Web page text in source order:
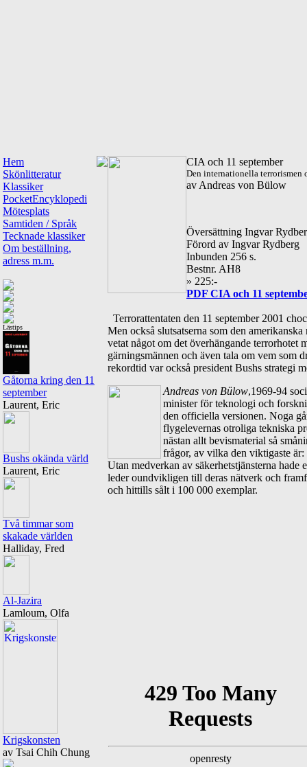
Hem
Skönlitteratur
Klassiker
PocketEncyklopedi
Mötesplats
Samtiden / Språk
Tecknade klassiker
Om beställning,
adress m.m.
Lästips
Gåtorna kring den 11
september
Laurent, Eric
Bushs okända värld
Laurent, Eric
Två timmar som
skakade världen
Halliday, Fred
Al-Jazira
Lamloum, Olfa
Krigskonsten
av Tsai Chih Chung
CIA och 11 september
Den internationella terrorismen
av Andreas von Bülow
Översättning Ingvar
Förord av Ingvar Rydberg
Inbunden 256 s.
Bestnr. AH8
» 225:-
PDF CIA och 11
Terrorattentaten den 11 september 2001
Men också slutsatserna som den
vetat något om det överhängande terrorhotet
gärningsmännen och även tala om vem som
rekordtid var också president Bushs strategi
Andreas von Bülow,1969-94
minister för teknologi och
den officiella versionen. Noga
flygelevernas otroliga tekniska
nästan allt bevismaterial så
frågor, av vilka den viktigaste
Utan medverkan av säkerhetstjänsterna
leder oundvikligen till deras nätverk och
och hittills sålt i 100 000 exemplar.